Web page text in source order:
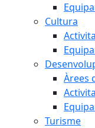
Cultura
Àrees
Turisme